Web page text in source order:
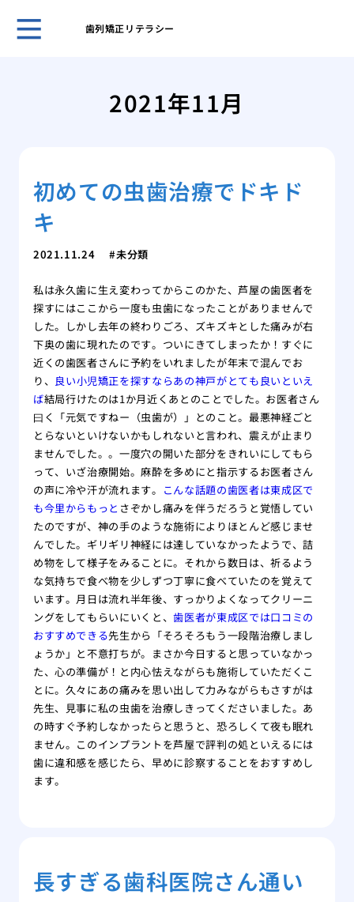
歯列矯正リテラシー
2021年11月
初めての虫歯治療でドキド
キ
2021.11.24 未分類
私は永久歯に生え変わってからこのかた、芦屋の歯医者を
探すにはここから一度も虫歯になったことがありませんで
した。しかし去年の終わりごろ、ズキズキとした痛みが右
下奥の歯に現れたのです。ついにきてしまったか！すぐに
近くの歯医者さんに予約をいれましたが年末で混んでお
り、 良い小児矯正を探すならあの神戸がとても良いといえ
ば結局行けたのは1か月近くあとのことでした。お医者さん
曰く「元気ですねー（虫歯が）」とのこと。最悪神経ごと
とらないといけないかもしれないと言われ、震えが止まり
ませんでした。。一度穴の開いた部分をきれいにしてもら
って、いざ治療開始。麻酔を多めにと指示するお医者さん
の声に冷や汗が流れます。 こんな話題の歯医者は東成区で
も今里からもっと さぞかし痛みを伴うだろうと覚悟してい
たのですが、神の手のような施術によりほとんど感じませ
んでした。ギリギリ神経には達していなかったようで、詰
め物をして様子をみることに。それから数日は、祈るよう
な気持ちで食べ物を少しずつ丁寧に食べていたのを覚えて
います。月日は流れ半年後、すっかりよくなってクリーニ
ングをしてもらいにいくと、歯医者が東成区では口コミの
おすすめできる先生から「そろそろもう一段階治療しまし
ょうか」と不意打ちが。まさか今日すると思っていなかっ
た、心の準備が！と内心怯えながらも施術していただくこ
とに。久々にあの痛みを思い出して力みながらもさすがは
先生、見事に私の虫歯を治療しきってくださいました。あ
の時すぐ予約しなかったらと思うと、恐ろしくて夜も眠れ
ません。このインプラントを芦屋で評判の処といえるには
歯に違和感を感じたら、早めに診察することをおすすめし
ます。
長すぎる歯科医院さん通い